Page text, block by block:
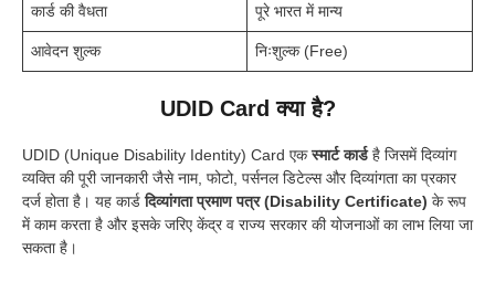
कार्ड की वैधता पूरे भारत में मान्य
आवेदन शुल्क निःशुल्क (Free)
UDID Card क्या है?
UDID (Unique Disability Identity) Card एकस्मार्ट कार्डहै जिसमें दिव्यांग
व्यक्ति की पूरी जानकारी जैसे नाम, फोटो, पर्सनल डिटेल्स और दिव्यांगता का प्रकार
दर्ज होता है। यह कार्डदिव्यांगता प्रमाण पत्र (Disability Certificate) के रूप
में काम करता है और इसके जरिए केंद्र व राज्य सरकार की योजनाओं का लाभ लिया जा
सकता है।